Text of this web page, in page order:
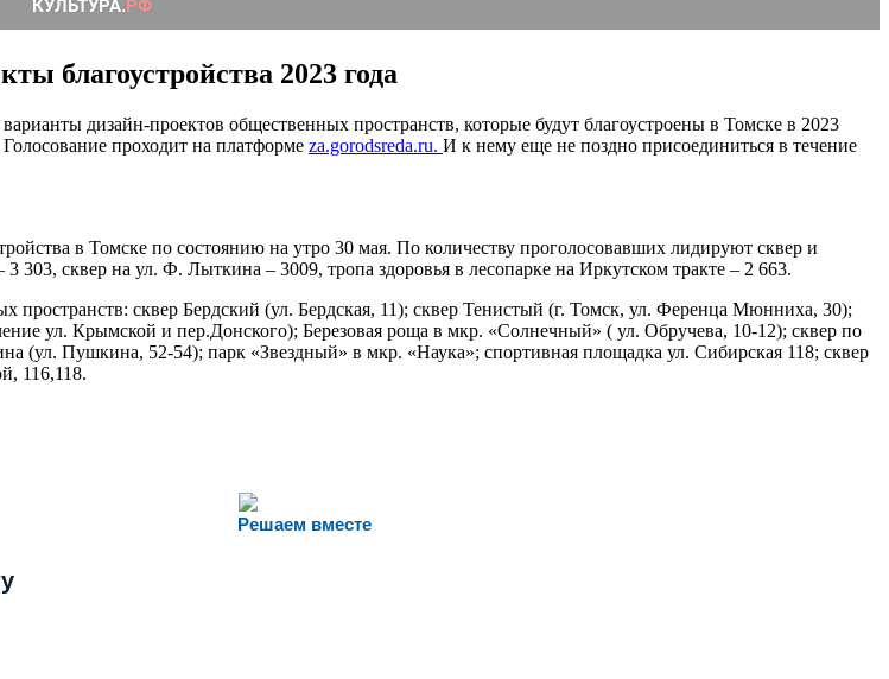
благоустройства 2023 года
дизайн-проектов общественных пространств, которые будут благоустроены в Томске в 2023
проходит на платформе za.gorodsreda.ru. И к нему еще не поздно присоединиться в течение
в Томске по состоянию на утро 30 мая. По количеству проголосовавших лидируют сквер и
сквер на ул. Ф. Лыткина – 3009, тропа здоровья в лесопарке на Иркутском тракте – 2 663.
сквер Бердский (ул. Бердская, 11); сквер Тенистый (г. Томск, ул. Ференца Мюнниха, 30);
ул. Крымской и пер.Донского); Березовая роща в мкр. «Солнечный» ( ул. Обручева, 10-12); сквер по
(ул. Пушкина, 52-54); парк «Звездный» в мкр. «Наука»; спортивная площадка ул. Сибирская 118; сквер
116,118.
Решаем вместе